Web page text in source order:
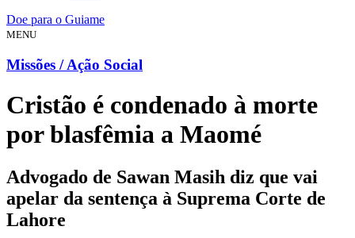
Doe para o Guiame
MENU
Missões / Ação Social
Cristão é condenado à morte
por blasfêmia a Maomé
Advogado de Sawan Masih diz que vai
apelar da sentença à Suprema Corte de
Lahore